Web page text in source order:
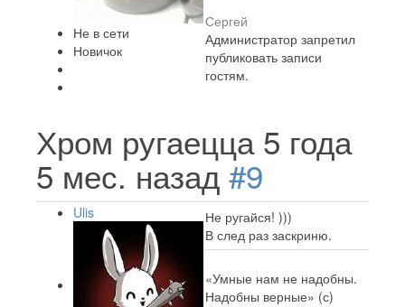
Не в сети
Новичок
Сергей
Администратор запретил
публиковать записи
гостям.
Хром ругаецца 5 года
5 мес. назад #9
Ulis
Не ругайся! )))
В след раз заскриню.
«Умные нам не надобны.
Надобны верные» (с)